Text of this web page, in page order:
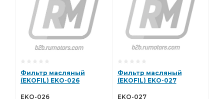
Фильтр масляный
(EKOFIL) EKO-026
EKO-026
Фильтр масляный
(EKOFIL) EKO-027
EKO-027